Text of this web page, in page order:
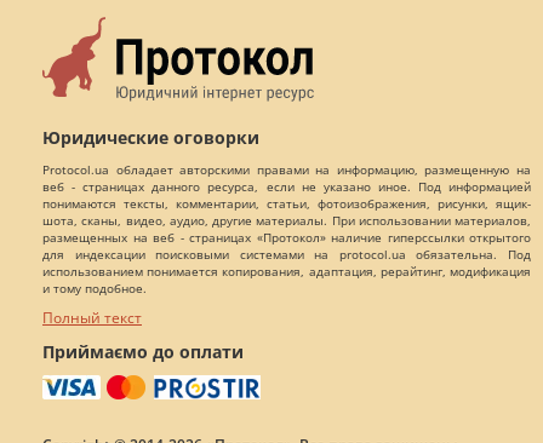
Юридические оговорки
Protocol.ua обладает авторскими правами на информацию, размещенную на
веб - страницах данного ресурса, если не указано иное. Под информацией
понимаются тексты, комментарии, статьи, фотоизображения, рисунки, ящик-
шота, сканы, видео, аудио, другие материалы. При использовании материалов,
размещенных на веб - страницах «Протокол» наличие гиперссылки открытого
для индексации поисковыми системами на protocol.ua обязательна. Под
использованием понимается копирования, адаптация, рерайтинг, модификация
и тому подобное.
Полный текст
Приймаємо до оплати